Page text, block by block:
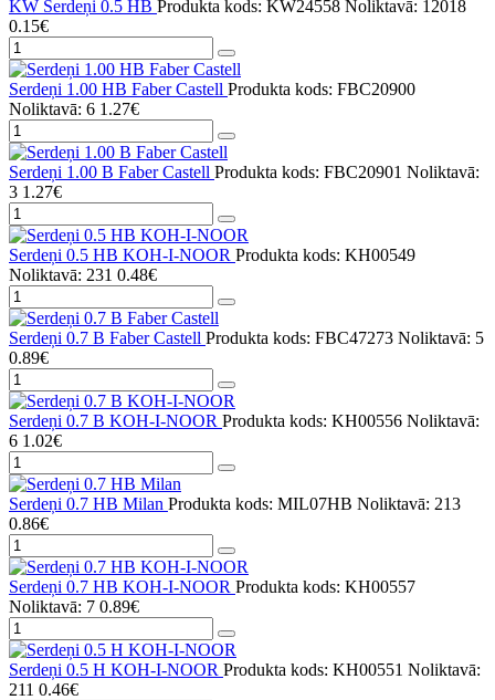
KW Serdeņi 0.5 HB Produkta kods: KW24558 Noliktavā: 12018
0.15€
Serdeņi 1.00 HB Faber Castell Produkta kods: FBC20900
Noliktavā: 6 1.27€
Serdeņi 1.00 B Faber Castell Produkta kods: FBC20901 Noliktavā:
3 1.27€
Serdeņi 0.5 HB KOH-I-NOOR Produkta kods: KH00549
Noliktavā: 231 0.48€
Serdeņi 0.7 B Faber Castell Produkta kods: FBC47273 Noliktavā: 5
0.89€
Serdeņi 0.7 B KOH-I-NOOR Produkta kods: KH00556 Noliktavā:
6 1.02€
Serdeņi 0.7 HB Milan Produkta kods: MIL07HB Noliktavā: 213
0.86€
Serdeņi 0.7 HB KOH-I-NOOR Produkta kods: KH00557
Noliktavā: 7 0.89€
Serdeņi 0.5 H KOH-I-NOOR Produkta kods: KH00551 Noliktavā:
211 0.46€